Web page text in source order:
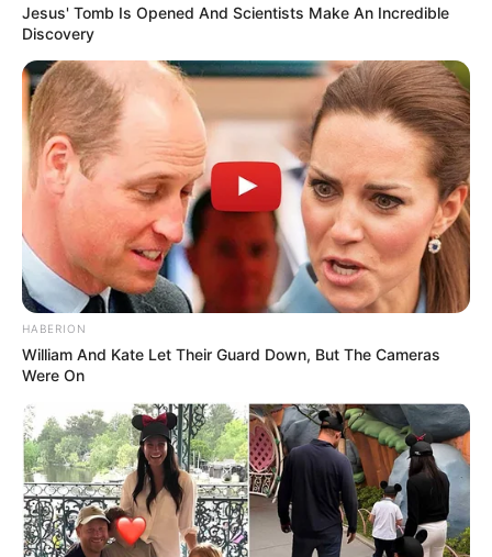
Jesus' Tomb Is Opened And Scientists Make An Incredible
Discovery
HABERION
William And Kate Let Their Guard Down, But The Cameras
Were On